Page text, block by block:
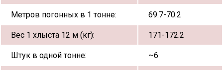
Метров погонных в 1 тонне: 69.7-70.2
Вес 1 хлыста 12 м (кг): 171-172.2
Штук в одной тонне: ~6